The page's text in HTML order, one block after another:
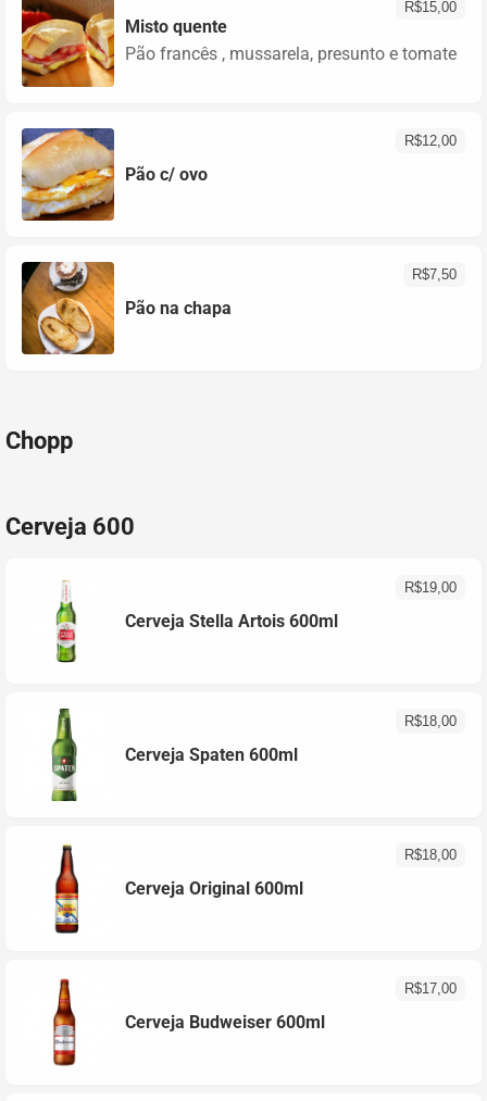
R$15,00
Misto quente
Pão francês , mussarela, presunto e tomate
R$12,00
Pão c/ ovo
R$7,50
Pão na chapa
Chopp
Cerveja 600
R$19,00
Cerveja Stella Artois 600ml
R$18,00
Cerveja Spaten 600ml
R$18,00
Cerveja Original 600ml
R$17,00
Cerveja Budweiser 600ml